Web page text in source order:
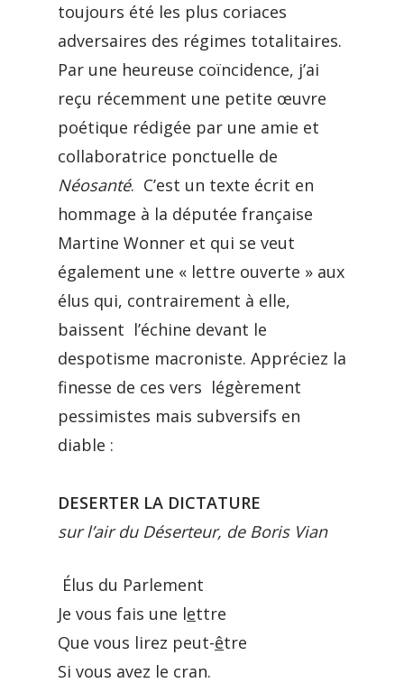
toujours été les plus coriaces
adversaires des régimes totalitaires.
Par une heureuse coïncidence, j’ai
reçu récemment une petite œuvre
poétique rédigée par une amie et
collaboratrice ponctuelle de
Néosanté. C’est un texte écrit en
hommage à la députée française
Martine Wonner et qui se veut
également une « lettre ouverte » aux
élus qui, contrairement à elle,
baissent l’échine devant le
despotisme macroniste. Appréciez la
finesse de ces vers légèrement
pessimistes mais subversifs en
diable :
DESERTER LA DICTATURE
sur l’air du Déserteur, de Boris Vian
Élus du Parlement
Je vous fais une lettre
Que vous lirez peut-être
Si vous avez le cran.